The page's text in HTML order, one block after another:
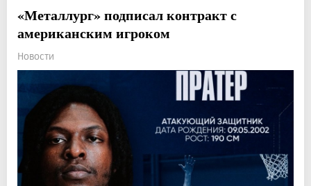
«Металлург» подписал контракт с
американским игроком
Новости